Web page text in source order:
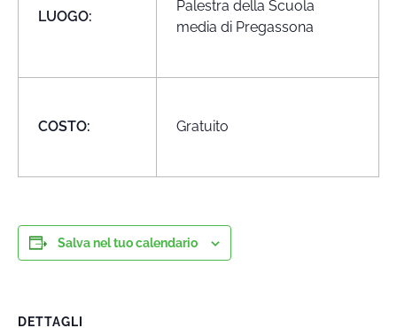
LUOGO:
Palestra della Scuola
media di Pregassona
COSTO: Gratuito
Salva nel tuo calendario
DETTAGLI